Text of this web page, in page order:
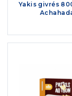
Yakis givrés